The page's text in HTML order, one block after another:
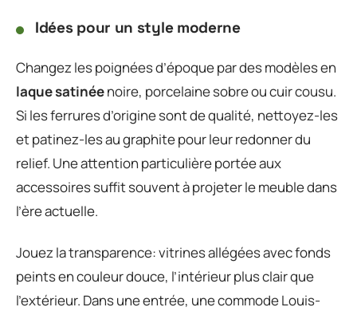
Idées pour un style moderne
Changez les poignées d’époque par des modèles en
laque satinéenoire, porcelaine sobre ou cuir cousu.
Si les ferrures d’origine sont de qualité, nettoyez-les
et patinez-les au graphite pour leur redonner du
relief. Une attention particulière portée aux
accessoires suffit souvent à projeter le meuble dans
l’ère actuelle.
Jouez la transparence: vitrines allégées avec fonds
peints en couleur douce, l’intérieur plus clair que
l’extérieur. Dans une entrée, une commode Louis-